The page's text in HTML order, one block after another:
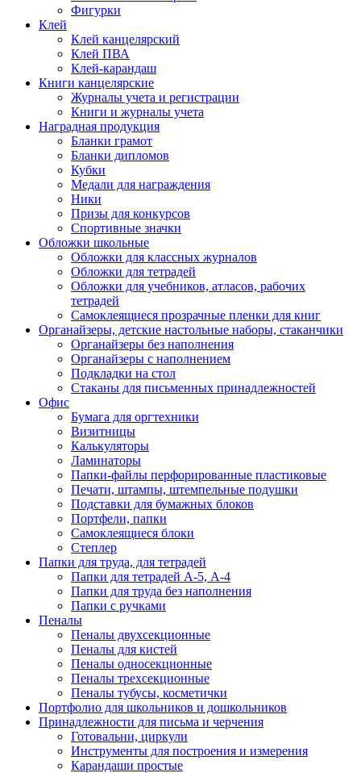
Фигурки
Клей
Клей канцелярский
Клей ПВА
Клей-карандаш
Книги канцелярские
Журналы учета и регистрации
Книги и журналы учета
Наградная продукция
Бланки грамот
Бланки дипломов
Кубки
Медали для награждения
Ники
Призы для конкурсов
Спортивные значки
Обложки школьные
Обложки для классных журналов
Обложки для тетрадей
Обложки для учебников, атласов, рабочих
тетрадей
Самоклеящиеся прозрачные пленки для книг
Органайзеры, детские настольные наборы, стаканчики
Органайзеры без наполнения
Органайзеры с наполнением
Подкладки на стол
Стаканы для письменных принадлежностей
Офис
Бумага для оргтехники
Визитницы
Калькуляторы
Ламинаторы
Папки-файлы перфорированные пластиковые
Печати, штампы, штемпельные подушки
Подставки для бумажных блоков
Портфели, папки
Самоклеящиеся блоки
Степлер
Папки для труда, для тетрадей
Папки для тетрадей А-5, А-4
Папки для труда без наполнения
Папки с ручками
Пеналы
Пеналы двухсекционные
Пеналы для кистей
Пеналы односекционные
Пеналы трехсекционные
Пеналы тубусы, косметички
Портфолио для школьников и дошкольников
Принадлежности для письма и черчения
Готовальни, циркули
Инструменты для построения и измерения
Карандаши простые